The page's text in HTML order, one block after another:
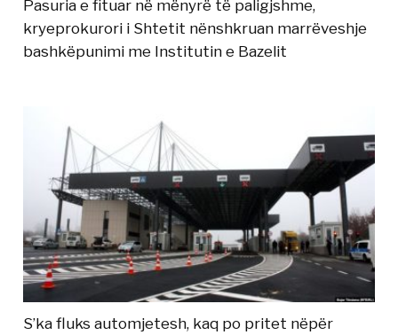
Pasuria e fituar në mënyrë të paligjshme,
kryeprokurori i Shtetit nënshkruan marrëveshje
bashkëpunimi me Institutin e Bazelit
S’ka fluks automjetesh, kaq po pritet nëpër